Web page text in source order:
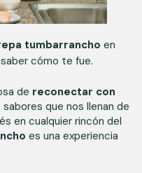
tumbarrancho en
cómo te fue.
de reconectar con
que nos llenan de
en cualquier rincón del
es una experiencia